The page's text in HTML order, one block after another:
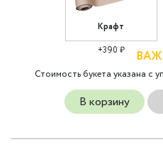
Крафт
+390 ₽
Стоимость букета указана с
В корзину